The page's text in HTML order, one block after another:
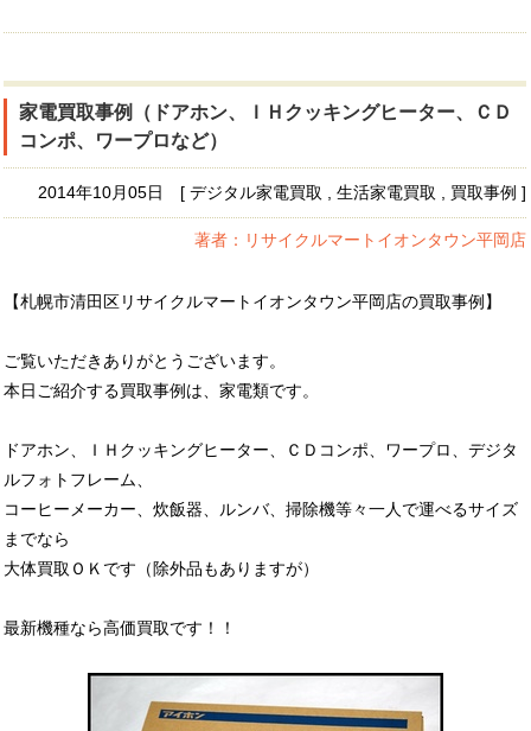
家電買取事例（ドアホン、ＩＨクッキングヒーター、ＣＤ
コンポ、ワープロなど）
2014年10月05日 [ デジタル家電買取 , 生活家電買取 , 買取事例 ]
著者：リサイクルマートイオンタウン平岡店
【札幌市清田区リサイクルマートイオンタウン平岡店の買取事例】
ご覧いただきありがとうございます。
本日ご紹介する買取事例は、家電類です。
ドアホン、ＩＨクッキングヒーター、ＣＤコンポ、ワープロ、デジタ
ルフォトフレーム、
コーヒーメーカー、炊飯器、ルンバ、掃除機等々一人で運べるサイズ
までなら
大体買取ＯＫです（除外品もありますが）
最新機種なら高価買取です！！